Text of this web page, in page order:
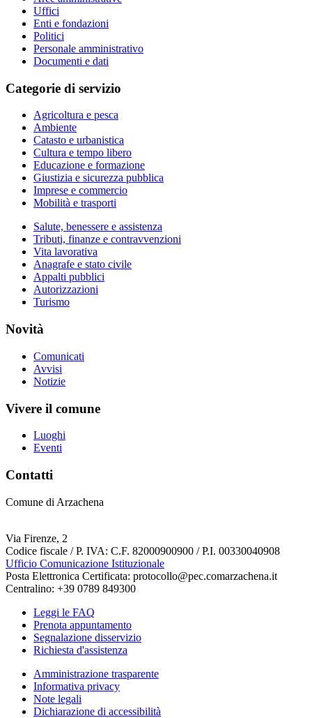
Uffici
Enti e fondazioni
Politici
Personale amministrativo
Documenti e dati
Categorie di servizio
Agricoltura e pesca
Ambiente
Catasto e urbanistica
Cultura e tempo libero
Educazione e formazione
Giustizia e sicurezza pubblica
Imprese e commercio
Mobilità e trasporti
Salute, benessere e assistenza
Tributi, finanze e contravvenzioni
Vita lavorativa
Anagrafe e stato civile
Appalti pubblici
Autorizzazioni
Turismo
Novità
Comunicati
Avvisi
Notizie
Vivere il comune
Luoghi
Eventi
Contatti
Comune di Arzachena
Via Firenze, 2
Codice fiscale / P. IVA: C.F. 82000900900 / P.I. 00330040908
Ufficio Comunicazione Istituzionale
Posta Elettronica Certificata: protocollo@pec.comarzachena.it
Centralino: +39 0789 849300
Leggi le FAQ
Prenota appuntamento
Segnalazione disservizio
Richiesta d'assistenza
Amministrazione trasparente
Informativa privacy
Note legali
Dichiarazione di accessibilità